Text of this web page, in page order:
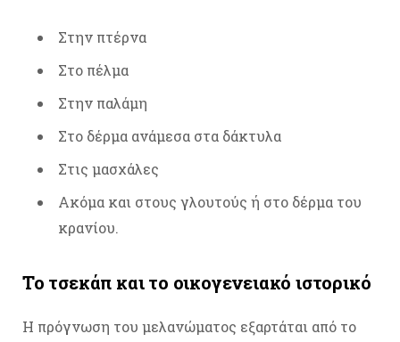
Στην πτέρνα
Στο πέλμα
Στην παλάμη
Στο δέρμα ανάμεσα στα δάκτυλα
Στις μασχάλες
Ακόμα και στους γλουτούς ή στο δέρμα του
κρανίου.
Το τσεκάπ και το οικογενειακό ιστορικό
Η πρόγνωση του μελανώματος εξαρτάται από το